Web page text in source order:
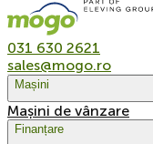
031 630 2621
sales@mogo.ro
Mașini
Mașini de vânzare
Finanțare